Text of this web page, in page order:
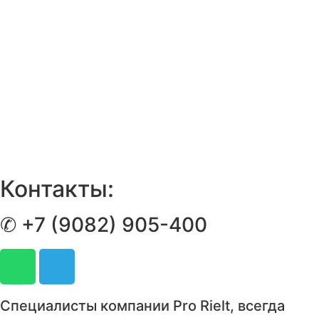
Контакты:
✆ +7 (9082) 905-400
Специалисты компании Pro Rielt, всегда